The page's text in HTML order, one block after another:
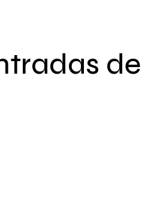
de